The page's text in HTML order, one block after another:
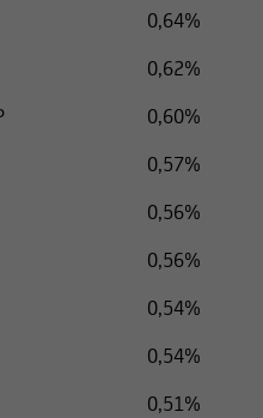
0,64%
0,62%
0,60%
0,57%
0,56%
0,56%
0,54%
0,54%
0,51%